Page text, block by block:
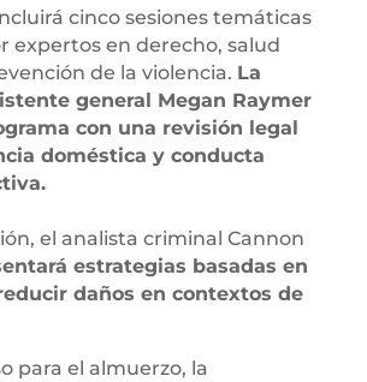
cinco sesiones temáticas
expertos en derecho, salud
de la violencia. La
general Megan Raymer
con una revisión legal
doméstica y conducta
el analista criminal Cannon
estrategias basadas en
daños en contextos de
para el almuerzo, la